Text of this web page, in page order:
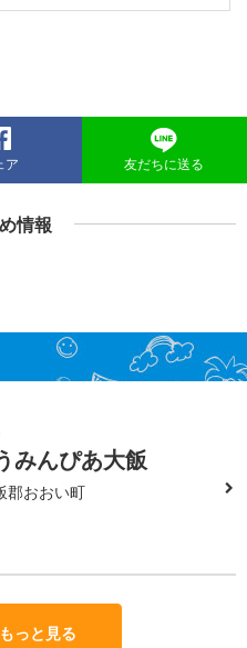
ア 友だちに送る
情報
みんぴあ大飯
郡おおい町
っと見る